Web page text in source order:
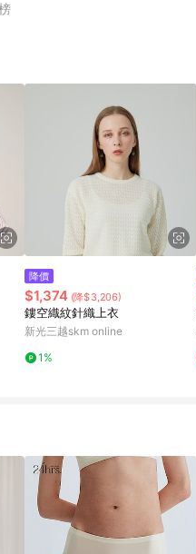
降價
$1,374 (降$3,206)
鏤空織紋針織上衣
新光三越skm online
1%